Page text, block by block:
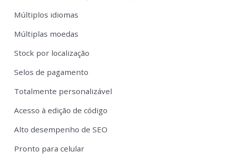
Múltiplos idiomas
Múltiplas moedas
Stock por localização
Selos de pagamento
Totalmente personalizável
Acesso à edição de código
Alto desempenho de SEO
Pronto para celular